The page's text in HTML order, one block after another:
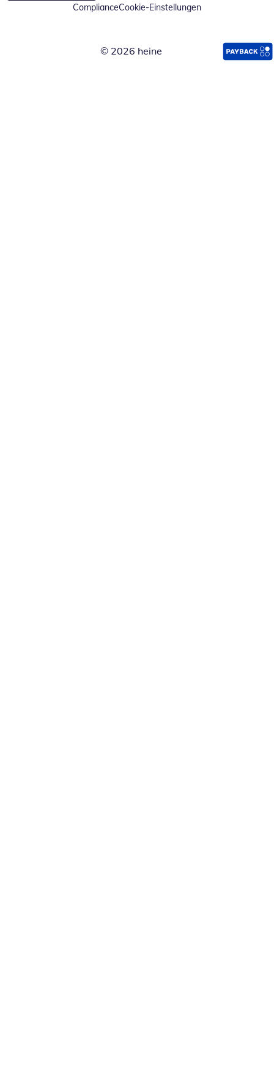
ComplianceCookie-Einstellungen
© 2026 heine